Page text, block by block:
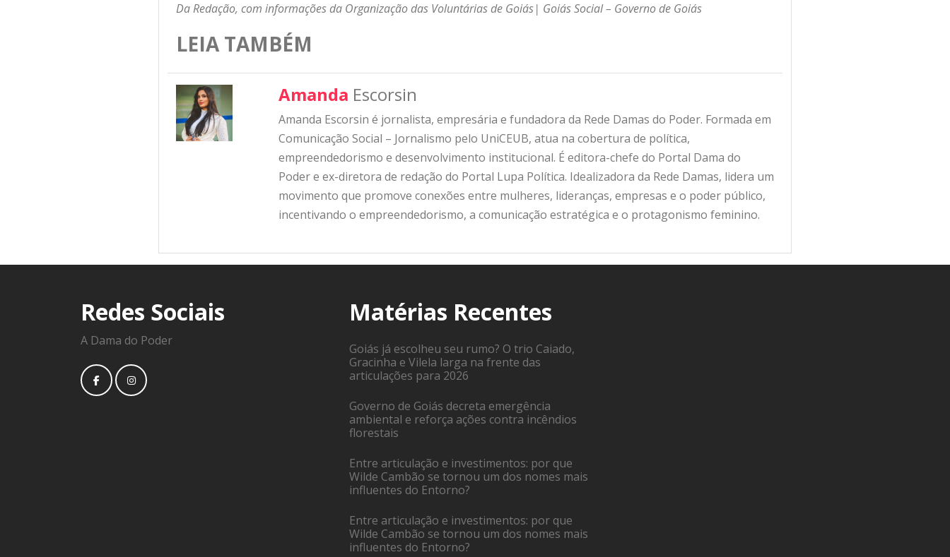
Da Redação, com informações da Organização das Voluntárias de Goiás| Goiás Social – Governo de Goiás
LEIA TAMBÉM
Amanda Escorsin
Amanda Escorsin é jornalista, empresária e fundadora da Rede Damas do Poder. Formada em
Comunicação Social – Jornalismo pelo UniCEUB, atua na cobertura de política,
empreendedorismo e desenvolvimento institucional. É editora-chefe do Portal Dama do
Poder e ex-diretora de redação do Portal Lupa Política. Idealizadora da Rede Damas, lidera um
movimento que promove conexões entre mulheres, lideranças, empresas e o poder público,
incentivando o empreendedorismo, a comunicação estratégica e o protagonismo feminino.
Redes Sociais
A Dama do Poder
Matérias Recentes
Goiás já escolheu seu rumo? O trio Caiado,
Gracinha e Vilela larga na frente das
articulações para 2026
Governo de Goiás decreta emergência
ambiental e reforça ações contra incêndios
florestais
Entre articulação e investimentos: por que
Wilde Cambão se tornou um dos nomes mais
influentes do Entorno?
Entre articulação e investimentos: por que
Wilde Cambão se tornou um dos nomes mais
influentes do Entorno?